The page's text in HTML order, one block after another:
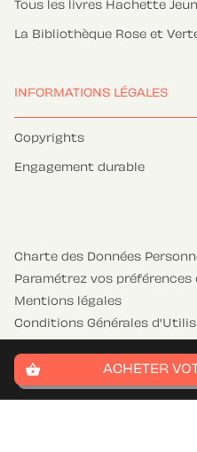
shopping_basket ACHETER
Tous les livres Hachette
La Bibliothèque Rose et
INFORMATIONS LÉGALES
Copyrights
Engagement durable
Charte des Données
Paramétrez vos préférences
Mentions légales
Conditions Générales